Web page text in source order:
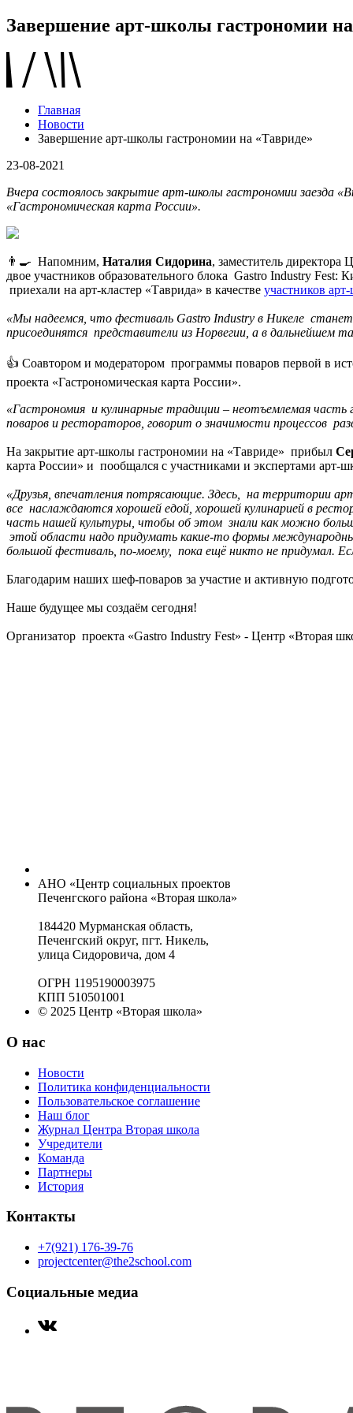
Завершение арт-школы гастрономии
Главная
Новости
Завершение арт-школы гастрономии на «Тавриде»
23-08-2021
Вчера состоялось закрытие арт-школы гастрономии заезда
«Гастрономическая карта России».
👨‍🍳 Напомним, Наталия Сидорина, заместитель
двое участников образовательного блока Gastro Industry
приехали на арт-кластер «Таврида» в качестве участников
«Мы надеемся, что фестиваль Gastro Industry в Никеле
присоединятся представители из Норвегии, а в дальнейшем
👍 Соавтором и модератором программы поваров первой в
проекта «Гастрономическая карта России».
«Гастрономия и кулинарные традиции – неотъемлемая
поваров и рестораторов, говорит о значимости процессов
На закрытие арт-школы гастрономии на «Тавриде» прибыл
карта России» и пообщался с участниками и экспертами арт-
«Друзья, впечатления потрясающие. Здесь, на территории
все наслаждаются хорошей едой, хорошей кулинарией в
часть нашей культуры, чтобы об этом знали как можно
этой области надо придумать какие-то формы
большой фестиваль, по-моему, пока ещё никто не придумал.
Благодарим наших шеф-поваров за участие и активную
Наше будущее мы создаём сегодня!
Организатор проекта «Gastro Industry Fest» - Центр «Вторая
АНО «Центр социальных проектов
Печенгского района «Вторая школа»
184420 Мурманская область,
Печенгский округ, пгт. Никель,
улица Сидоровича, дом 4
ОГРН 1195190003975
КПП 510501001
© 2025 Центр «Вторая школа»
О нас
Новости
Политика конфиденциальности
Пользовательское соглашение
Наш блог
Журнал Центра Вторая школа
Учредители
Команда
Партнеры
История
Контакты
+7(921) 176-39-76
projectcenter@the2school.com
Социальные медиа